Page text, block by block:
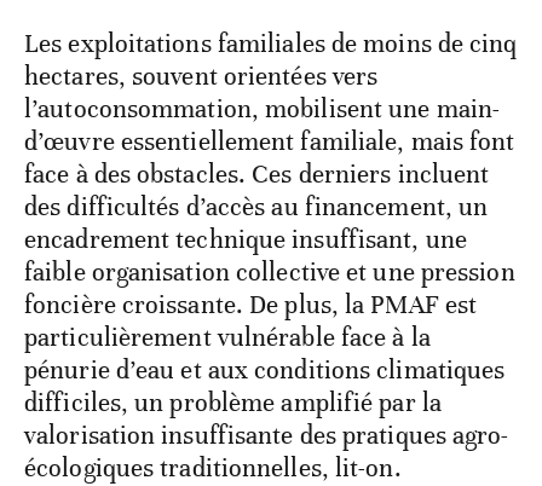
Les exploitations familiales de moins de cinq
hectares, souvent orientées vers
l’autoconsommation, mobilisent une main-
d’œuvre essentiellement familiale, mais font
face à des obstacles. Ces derniers incluent
des difficultés d’accès au financement, un
encadrement technique insuffisant, une
faible organisation collective et une pression
foncière croissante. De plus, la PMAF est
particulièrement vulnérable face à la
pénurie d’eau et aux conditions climatiques
difficiles, un problème amplifié par la
valorisation insuffisante des pratiques agro-
écologiques traditionnelles, lit-on.